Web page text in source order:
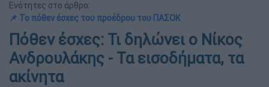
Ενότητες στο άρθρο:
📌 Το πόθεν έσχες του προέδρου του ΠΑΣΟΚ
Πόθεν έσχες: Τι δηλώνει ο Νίκος
Ανδρουλάκης - Τα εισοδήματα, τα
ακίνητα